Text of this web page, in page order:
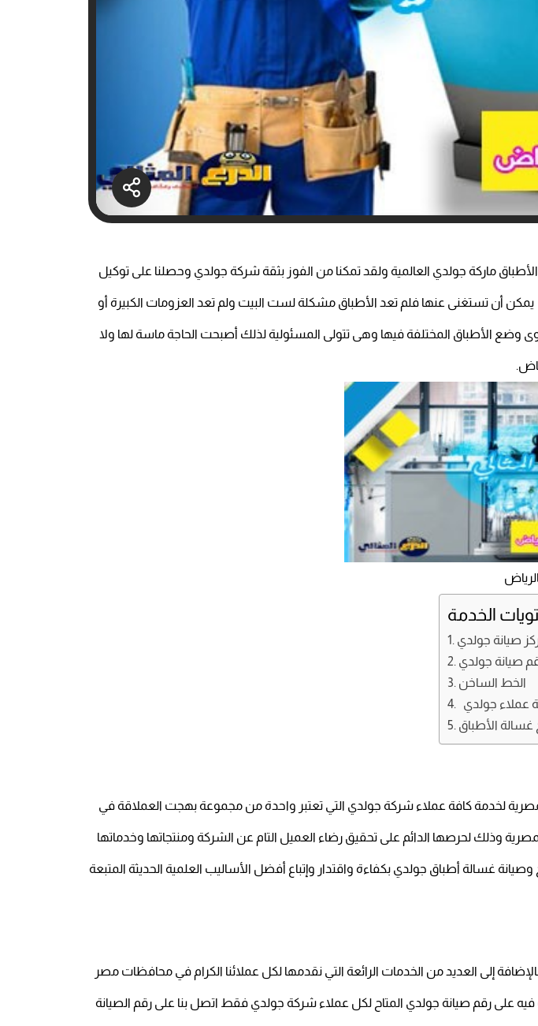
ماركة جولدي العالمية ولقد تمكنا من الفوز بثقة شركة جولدي وحصلنا على توكيل
أن تستغنى عنها فلم تعد الأطباق مشكلة لست البيت ولم تعد العزومات الكبيرة أو
وضع الأطباق المختلفة فيها وهى تتولى المسئولية لذلك أصبحت الحاجة ماسة لها ولا
الخدمة
صيانة جولدي
صيانة جولدي
الخط الساخن
عملاء جولدي
الأطباق
لخدمة كافة عملاء شركة جولدي التي تعتبر واحدة من مجموعة بهجت العملاقة في
وذلك لحرصها الدائم على تحقيق رضاء العميل التام عن الشركة ومنتجاتها وخدماتها
غسالة أطباق جولدي بكفاءة واقتدار وإتباع أفضل الأساليب العلمية الحديثة المتبعة
إلى العديد من الخدمات الرائعة التي نقدمها لكل عملائنا الكرام في محافظات مصر
على رقم صيانة جولدي المتاح لكل عملاء شركة جولدي فقط اتصل بنا على رقم الصيانة